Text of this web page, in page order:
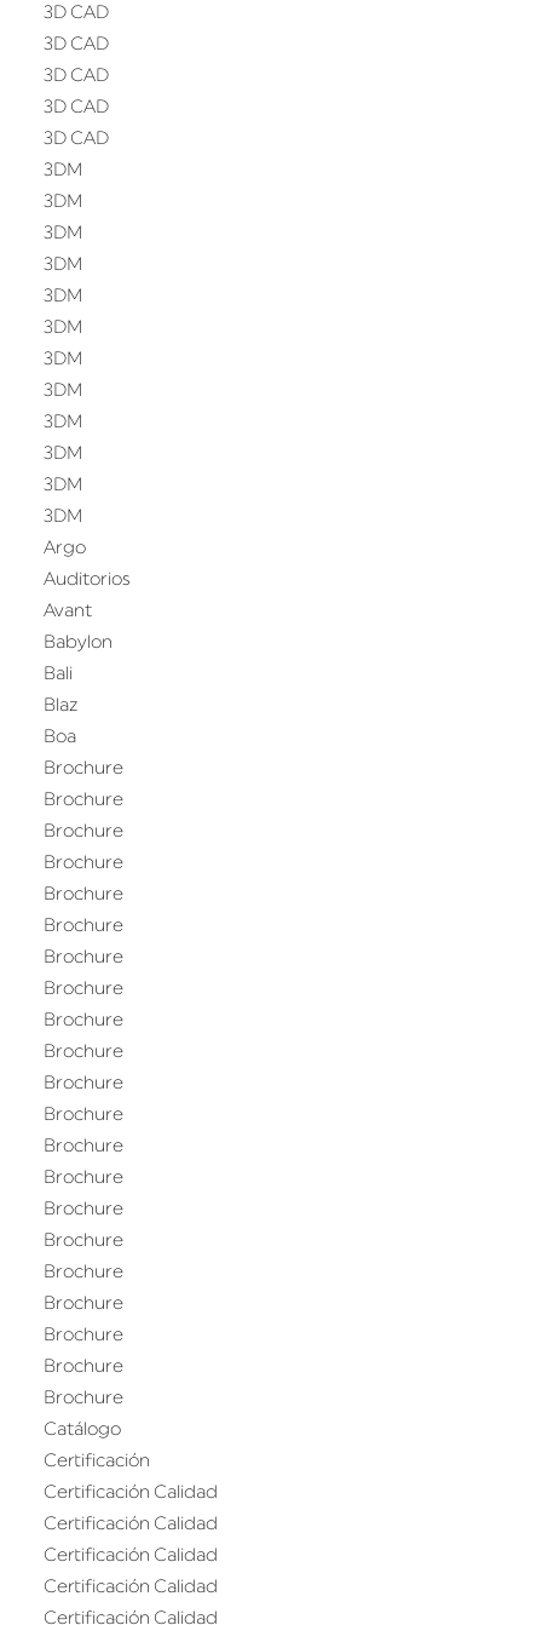
3D CAD
3D CAD
3D CAD
3D CAD
3D CAD
3DM
3DM
3DM
3DM
3DM
3DM
3DM
3DM
3DM
3DM
3DM
3DM
Argo
Auditorios
Avant
Babylon
Bali
Blaz
Boa
Brochure
Brochure
Brochure
Brochure
Brochure
Brochure
Brochure
Brochure
Brochure
Brochure
Brochure
Brochure
Brochure
Brochure
Brochure
Brochure
Brochure
Brochure
Brochure
Brochure
Brochure
Catálogo
Certificación
Certificación Calidad
Certificación Calidad
Certificación Calidad
Certificación Calidad
Certificación Calidad